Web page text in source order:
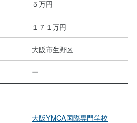
５万円
１７１万円
大阪市生野区
ー
大阪YMCA国際専門学校